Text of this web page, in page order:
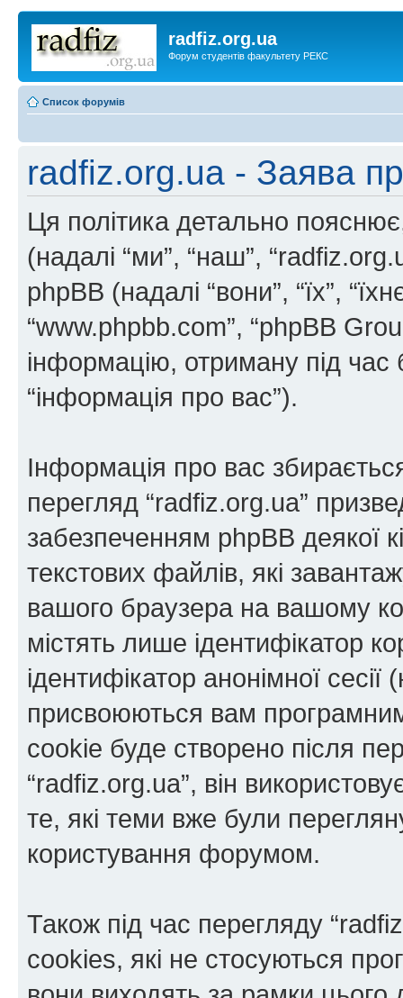
radfiz.org.ua
Форум студентів факультету РЕКС
Список форумів
radfiz.org.ua - Заява
Ця політика детально
(надалі “ми”, “наш”,
phpBB (надалі “вони”, “їх”,
“www.phpbb.com”, “phpBB
інформацію, отриману під час
“інформація про вас”).
Інформація про вас
перегляд “radfiz.org.ua”
забезпеченням phpBB деякої
текстових файлів, які
вашого браузера на вашому
містять лише ідентифікатор
ідентифікатор анонімної
присвоюються вам
cookie буде створено після
“radfiz.org.ua”, він
те, які теми вже були
користування форумом.
Також під час перегляду
cookies, які не стосуються